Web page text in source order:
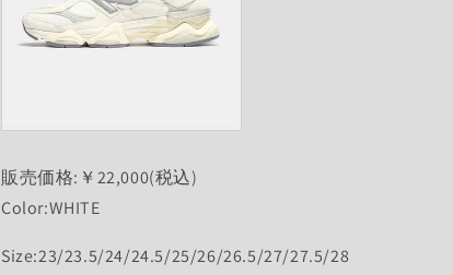
販売価格:￥22,000(税込)
Color:WHITE
Size:23/23.5/24/24.5/25/26/26.5/27/27.5/28